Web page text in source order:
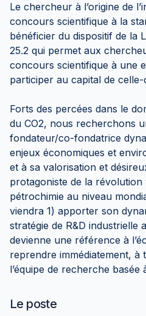
Le chercheur à l’origine de
concours scientifique à la
bénéficier du dispositif de la
25.2 qui permet aux
concours scientifique à une
participer au capital de celle-
Forts des percées dans le
du CO2, nous recherchons
fondateur/co-fondatrice
enjeux économiques et
et à sa valorisation et
protagoniste de la
pétrochimie au niveau
viendra 1) apporter son
stratégie de R&D industrielle
devienne une référence à
reprendre immédiatement, à
l’équipe de recherche basée
Le poste